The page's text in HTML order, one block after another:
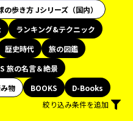
の歩き方 Jシリーズ（国内）
ランキング&テクニック
歴史時代
旅の図鑑
旅の名言＆絶景
物 BOOKS
D-Books
絞り込み条件を追加